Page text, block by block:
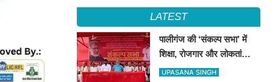
LATEST
पालीगंज की ‘संकल्प सभा’ में
शिक्षा, रोजगार और लोकतांत्रिक
अधिकारों की गूंज, दीपंकर
UPASANA SINGH